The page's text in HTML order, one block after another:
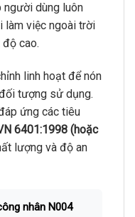
người dùng luôn
làm việc ngoài trời
cao.
linh hoạt để nón
tượng sử dụng.
ứng các tiêu
6401:1998 (hoặc
lượng và độ an
nhân N004